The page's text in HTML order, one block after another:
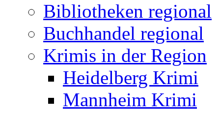
Bibliotheken regional
Buchhandel regional
Krimis in der Region
Heidelberg Krimi
Mannheim Krimi